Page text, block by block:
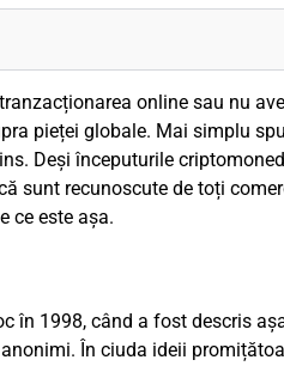
online sau nu
pieței globale. Mai simplu
Deși începuturile
sunt recunoscute de toți
ce este așa.
în 1998, când a fost descris
În ciuda ideii